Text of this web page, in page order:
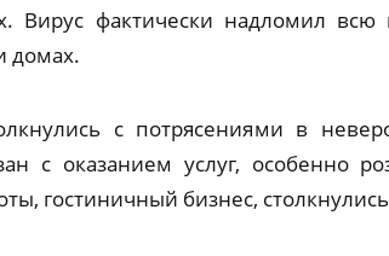
Вирус фактически надломил всю
домах.
с потрясениями в
с оказанием услуг, особенно
гостиничный бизнес,